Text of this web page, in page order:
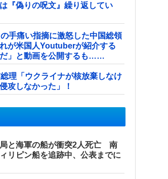
は『偽りの呪文』繰り返してい
手痛い指摘に激怒した中国総領
が米国人Youtuberが紹介する
」と動画を公開するも……
理「ウクライナが核放棄しなけ
攻しなかった」！
と海軍の船が衝突2人死亡 南
リピン船を追跡中、公表までに